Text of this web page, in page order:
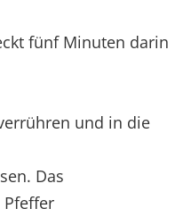
fünf Minuten darin
und in die
Das
Pfeffer